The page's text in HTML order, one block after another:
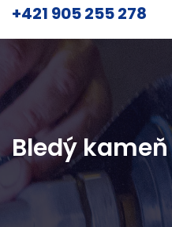
+421 905 255 278
Bledý kameň